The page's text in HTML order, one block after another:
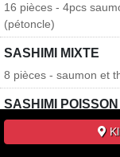
16 pièces - 4pcs
(pétoncle)
SASHIMI MIXTE
8 pièces - saumon et
SASHIMI
8 ou 16 pièces - flétan